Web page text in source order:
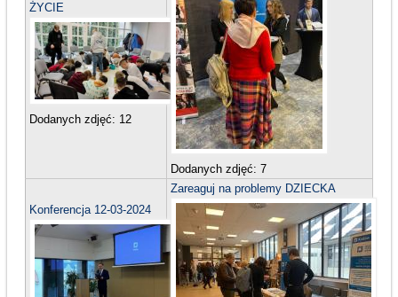
ŻYCIE
Dodanych zdjęć: 12
Dodanych zdjęć: 7
Konferencja 12-03-2024
Zareaguj na problemy DZIECKA